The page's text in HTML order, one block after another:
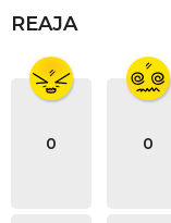
REAJA
0 0